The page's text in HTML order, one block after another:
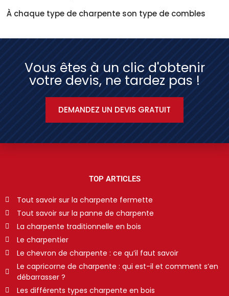
À chaque type de charpente son type de combles
Vous êtes à un clic d'obtenir
votre devis, ne tardez pas !
DEMANDEZ UN DEVIS GRATUIT
TOP ARTICLES
Tout savoir sur la charpente fermette
Tout savoir sur la panne de charpente
La charpente traditionnelle en bois
Le charpentier
Le chevron de charpente : ce qu’il faut savoir
Le capricorne de charpente : qui est-il et comment s’en
débarrasser ?
Les différents types charpente en bois